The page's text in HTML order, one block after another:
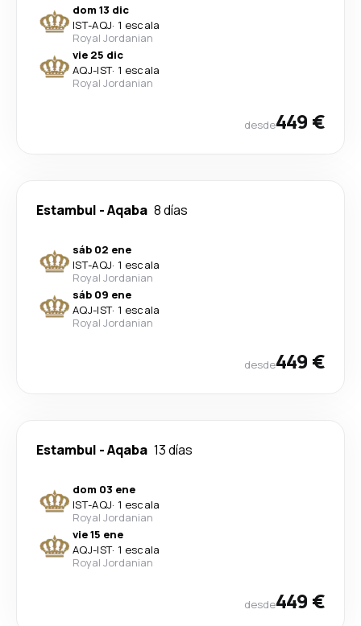
dom 13 dic
IST-AQJ· 1 escala
Royal Jordanian
vie 25 dic
AQJ-IST· 1 escala
Royal Jordanian
desde449 €
Estambul -Aqaba 8 días
sáb 02 ene
IST-AQJ· 1 escala
Royal Jordanian
sáb 09 ene
AQJ-IST· 1 escala
Royal Jordanian
desde449 €
Estambul -Aqaba 13 días
dom 03 ene
IST-AQJ· 1 escala
Royal Jordanian
vie 15 ene
AQJ-IST· 1 escala
Royal Jordanian
desde449 €